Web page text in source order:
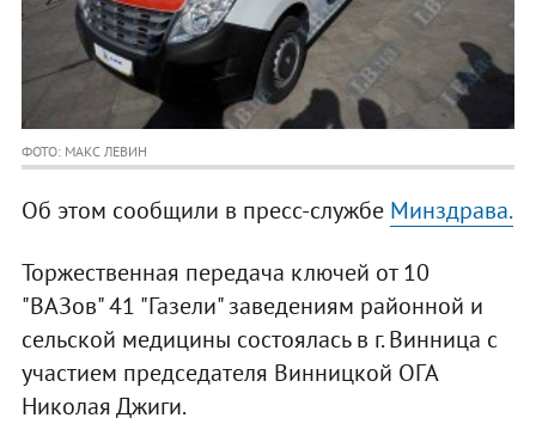
ФОТО: МАКС ЛЕВИН
Об этом сообщили в пресс-службе Минздрава.
Торжественная передача ключей от 10
"ВАЗов" 41 "Газели" заведениям районной и
сельской медицины состоялась в г. Винница с
участием председателя Винницкой ОГА
Николая Джиги.